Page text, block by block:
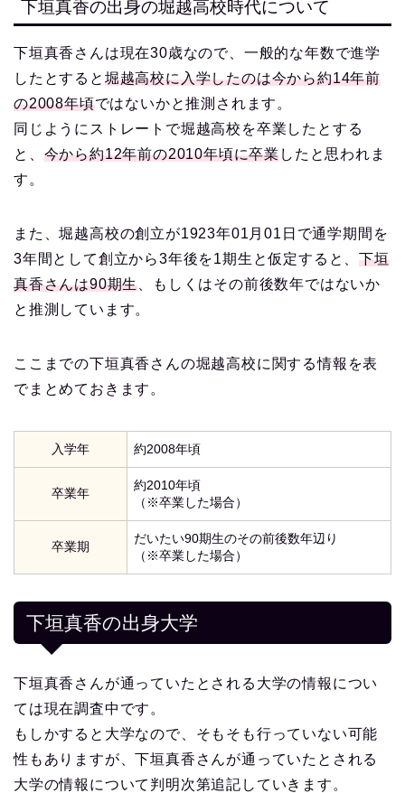
下垣真香の出身の堀越高校時代について
下垣真香さんは現在30歳なので、一般的な年数で進学
したとすると 堀越高校に入学したのは今から約14年前
の2008年頃ではないかと推測されます。
同じようにストレートで堀越高校を卒業したとする
と、 今から約12年前の2010年頃に卒業したと思われま
す。
また、堀越高校の創立が1923年01月01日で通学期間を
3年間として創立から3年後を1期生と仮定すると、下垣
真香さんは90期生 、もしくはその前後数年ではないか
と推測しています。
ここまでの下垣真香さんの堀越高校に関する情報を表
でまとめておきます。
入学年 約2008年頃
卒業年
約2010年頃
（※卒業した場合）
卒業期
だいたい90期生のその前後数年辺り
（※卒業した場合）
下垣真香の出身大学
下垣真香さんが通っていたとされる大学の情報につい
ては現在調査中です。
もしかすると大学なので、そもそも行っていない可能
性もありますが、下垣真香さんが通っていたとされる
大学の情報について判明次第追記していきます。